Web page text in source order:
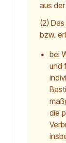
aus
(2)
bzw.
bei
und
die